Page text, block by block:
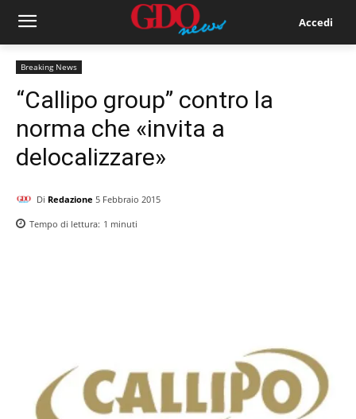
Accedi
Breaking News
“Callipo group” contro la
norma che «invita a
delocalizzare»
Di Redazione 5 Febbraio 2015
Tempo di lettura: 1 minuti